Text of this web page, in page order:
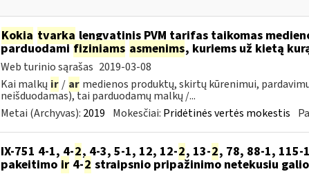
Kokia tvarkalengvatinis PVM tarifas taikomas
parduodamifiziniams asmenims, kuriems už kietą
Web turinio sąrašas 2019-03-08
Kai malkų ir / ar medienos produktų, skirtų kūrenimui,
neišduodamas), tai parduodamų malkų /...
Metai (Archyvas): 2019 Mokesčiai: Pridėtinės vertės mokestis
IX-751 4-1, 4-2, 4-3, 5-1, 12, 12-2, 13-2, 78, 88-1,
pakeitimo ir4-2 straipsnio pripažinimo netekusiu